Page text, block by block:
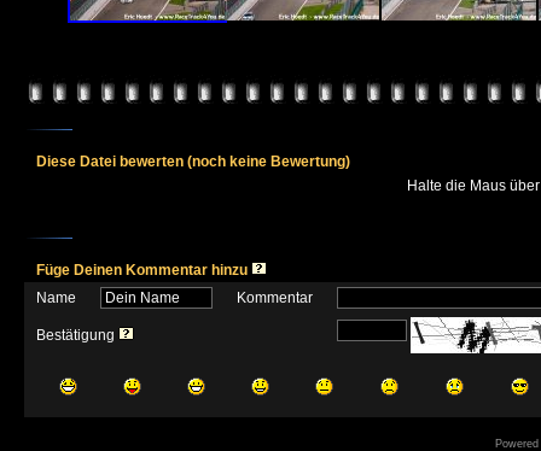
Diese Datei bewerten (noch keine Bewertung)
Halte die Maus
Füge Deinen Kommentar hinzu
Name
Kommentar
Bestätigung